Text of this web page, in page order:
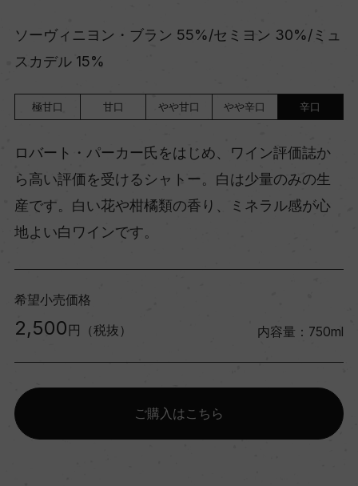
ソーヴィニヨン・ブラン 55%/セミヨン 30%/ミュ
スカデル 15%
極甘口 甘口 やや甘口 やや辛口 辛口
ロバート・パーカー氏をはじめ、ワイン評価誌か
ら高い評価を受けるシャトー。白は少量のみの生
産です。白い花や柑橘類の香り、ミネラル感が心
地よい白ワインです。
希望小売価格
2,500 円（税抜） 内容量：750ml
ご購入はこちら